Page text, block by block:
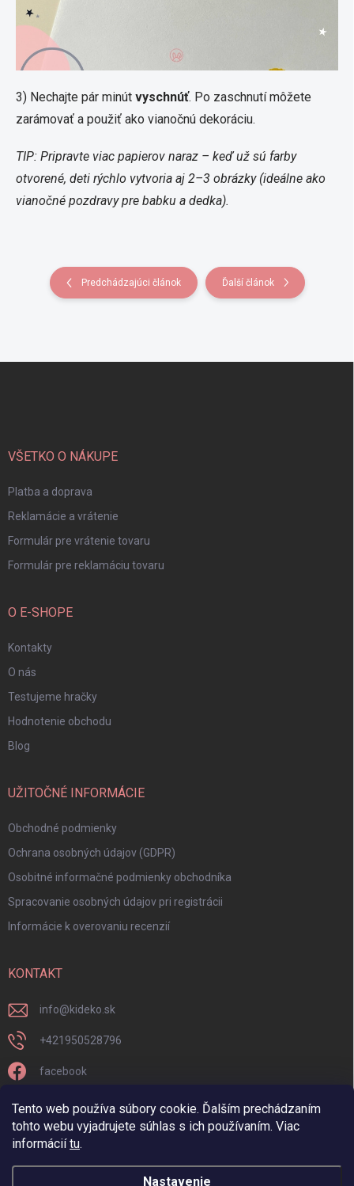
Tento web používa súbory cookie. Ďalším prechádzaním
tohto webu vyjadrujete súhlas s ich používaním. Viac
informáciítu.
Nastavenie
3) Nechajte pár minút vyschnúť. Po zaschnutí môžete
zarámovať a použiť ako vianočnú dekoráciu.
TIP: Pripravte viac papierov naraz – keď už sú farby
otvorené, deti rýchlo vytvoria aj 2–3 obrázky (ideálne ako
vianočné pozdravy pre babku a dedka).
Predchádzajúci článok Ďalší článok
VŠETKO O NÁKUPE
Platba a doprava
Reklamácie a vrátenie
Formulár pre vrátenie tovaru
Formulár pre reklamáciu tovaru
O E-SHOPE
Kontakty
O nás
Testujeme hračky
Hodnotenie obchodu
Blog
UŽITOČNÉ INFORMÁCIE
Obchodné podmienky
Ochrana osobných údajov (GDPR)
Osobitné informačné podmienky obchodníka
Spracovanie osobných údajov pri registrácii
Informácie k overovaniu recenzií
KONTAKT
info@kideko.sk
+421950528796
facebook
kideko.sk/